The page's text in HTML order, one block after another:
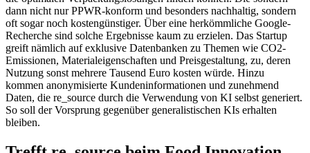
dann nicht nur PPWR-konform und besonders nachhaltig, sondern
oft sogar noch kostengünstiger. Über eine herkömmliche Google-
Recherche sind solche Ergebnisse kaum zu erzielen. Das Startup
greift nämlich auf exklusive Datenbanken zu Themen wie CO2-
Emissionen, Materialeigenschaften und Preisgestaltung, zu, deren
Nutzung sonst mehrere Tausend Euro kosten würde. Hinzu
kommen anonymisierte Kundeninformationen und zunehmend
Daten, die re_source durch die Verwendung von KI selbst generiert.
So soll der Vorsprung gegenüber generalistischen KIs erhalten
bleiben.